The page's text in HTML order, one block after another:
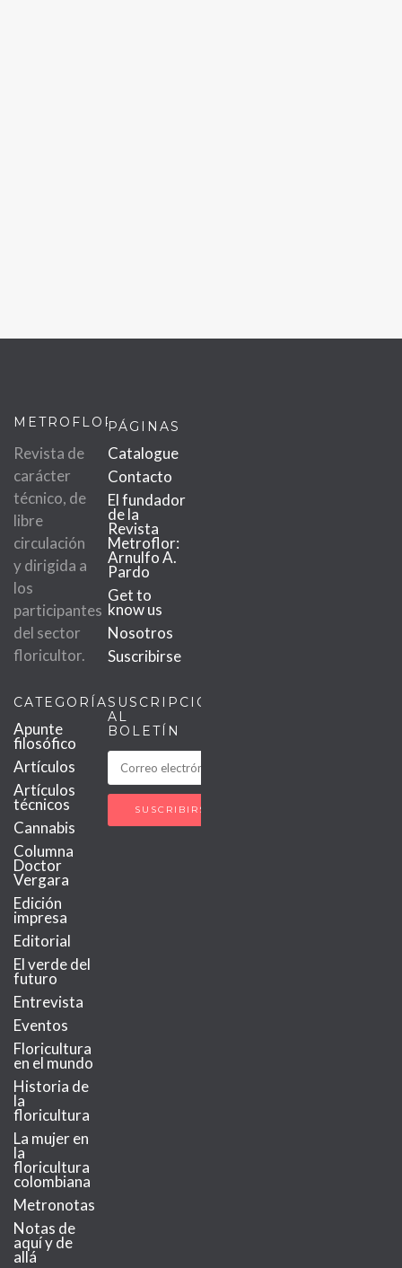
METROFLOR
Revista de
carácter
técnico, de
libre
circulación
y dirigida a
los
participantes
del sector
floricultor.
PÁGINAS
Catalogue
Contacto
El fundador
de la
Revista
Metroflor:
Arnulfo A.
Pardo
Get to
know us
Nosotros
Suscribirse
CATEGORÍAS
Apunte
filosófico
Artículos
Artículos
técnicos
Cannabis
Columna
Doctor
Vergara
Edición
impresa
Editorial
El verde del
futuro
Entrevista
Eventos
Floricultura
en el mundo
Historia de
la
floricultura
La mujer en
la
floricultura
colombiana
Metronotas
Notas de
aquí y de
allá
SUSCRIPCIÓN
AL
BOLETÍN